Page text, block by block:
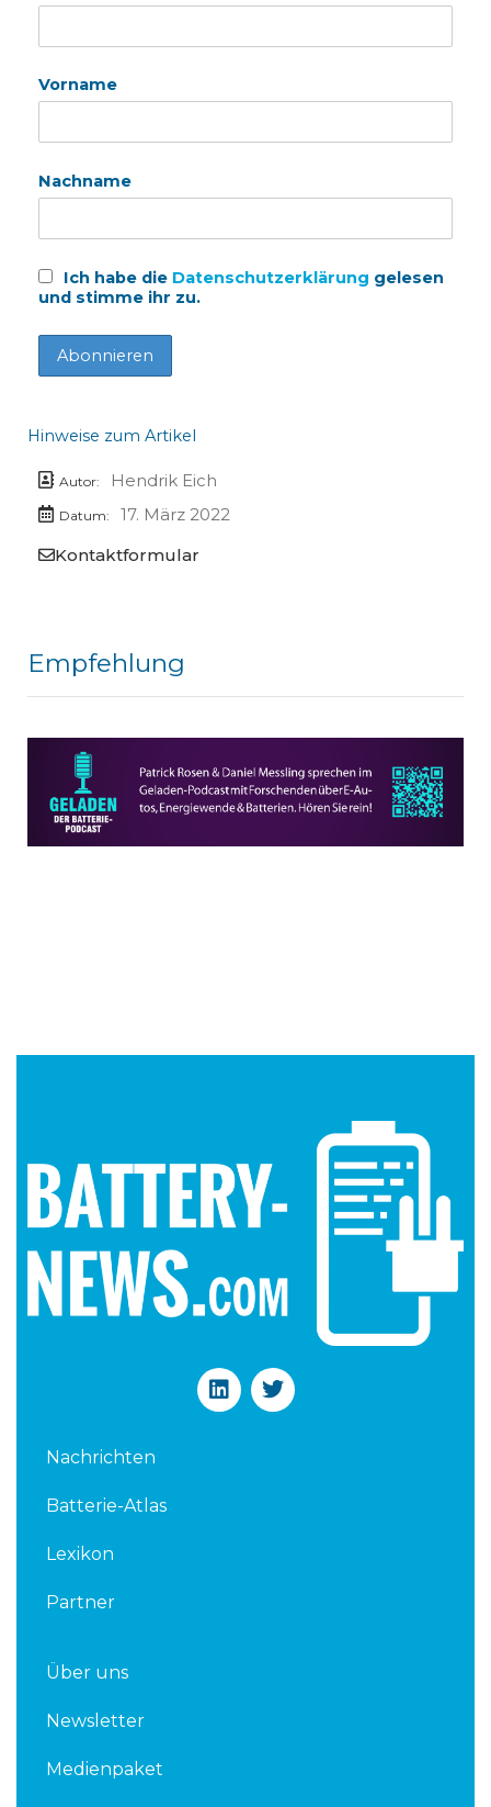
Vorname
Nachname
Ich habe die Datenschutzerklärung gelesen
und stimme ihr zu.
Hinweise zum Artikel
Autor: Hendrik Eich
Datum:
17. März 2022
Kontaktformular
Empfehlung
L
i
T
w
Nachrichten
Batterie-Atlas
Lexikon
Partner
Über uns
Newsletter
Medienpaket